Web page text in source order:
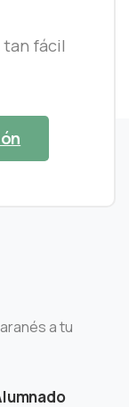
tan fácil
a tu